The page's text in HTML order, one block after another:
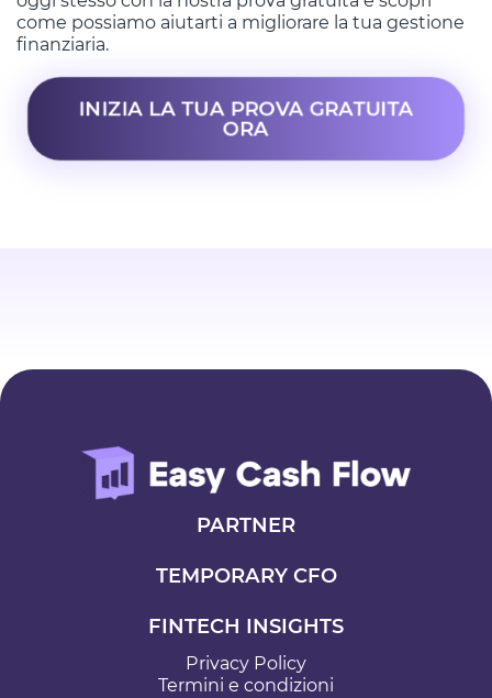
come possiamo aiutarti a migliorare la tua gestione
finanziaria.
INIZIA LA TUA PROVA GRATUITA
ORA
PARTNER
TEMPORARY CFO
FINTECH INSIGHTS
Privacy Policy
Termini e condizioni